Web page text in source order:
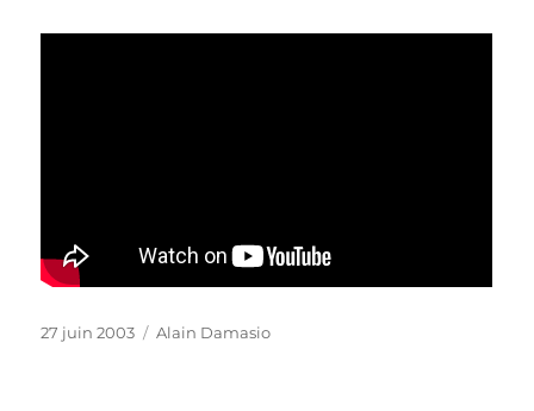
Publié
27 juin 2003 Catégories
Alain Damasio